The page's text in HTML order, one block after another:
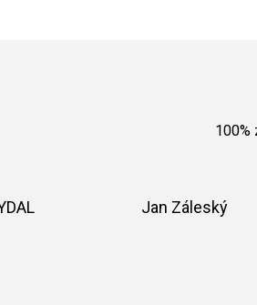
100%
Jan Záleský